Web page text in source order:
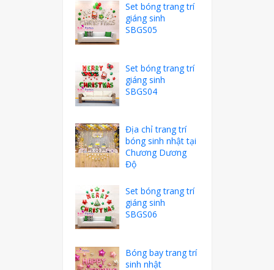
Set bóng trang trí
giáng sinh
SBGS05
Set bóng trang trí
giáng sinh
SBGS04
Địa chỉ trang trí
bóng sinh nhật tại
Chương Dương
Độ
Set bóng trang trí
giáng sinh
SBGS06
Bóng bay trang trí
sinh nhật